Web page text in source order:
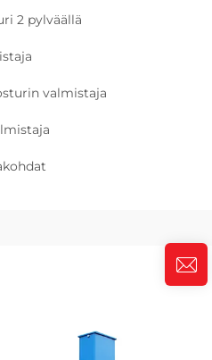
2 pylväällä
valmistaja